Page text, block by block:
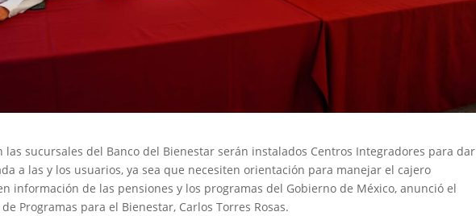
las sucursales del Banco del Bienestar serán instalados Centros Integradores para dar
a las y los usuarios, ya sea que necesiten orientación para manejar el cajero
información de las pensiones y los programas del Gobierno de México, anunció el
Programas para el Bienestar, Carlos Torres Rosas.